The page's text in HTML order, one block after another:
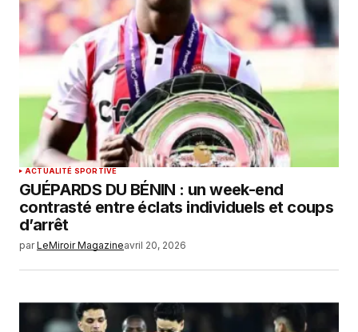
ACTUALITÉ SPORTIVE
GUÉPARDS DU BÉNIN : un week-end
contrasté entre éclats individuels et coups
d’arrêt
par LeMiroir Magazineavril 20, 2026